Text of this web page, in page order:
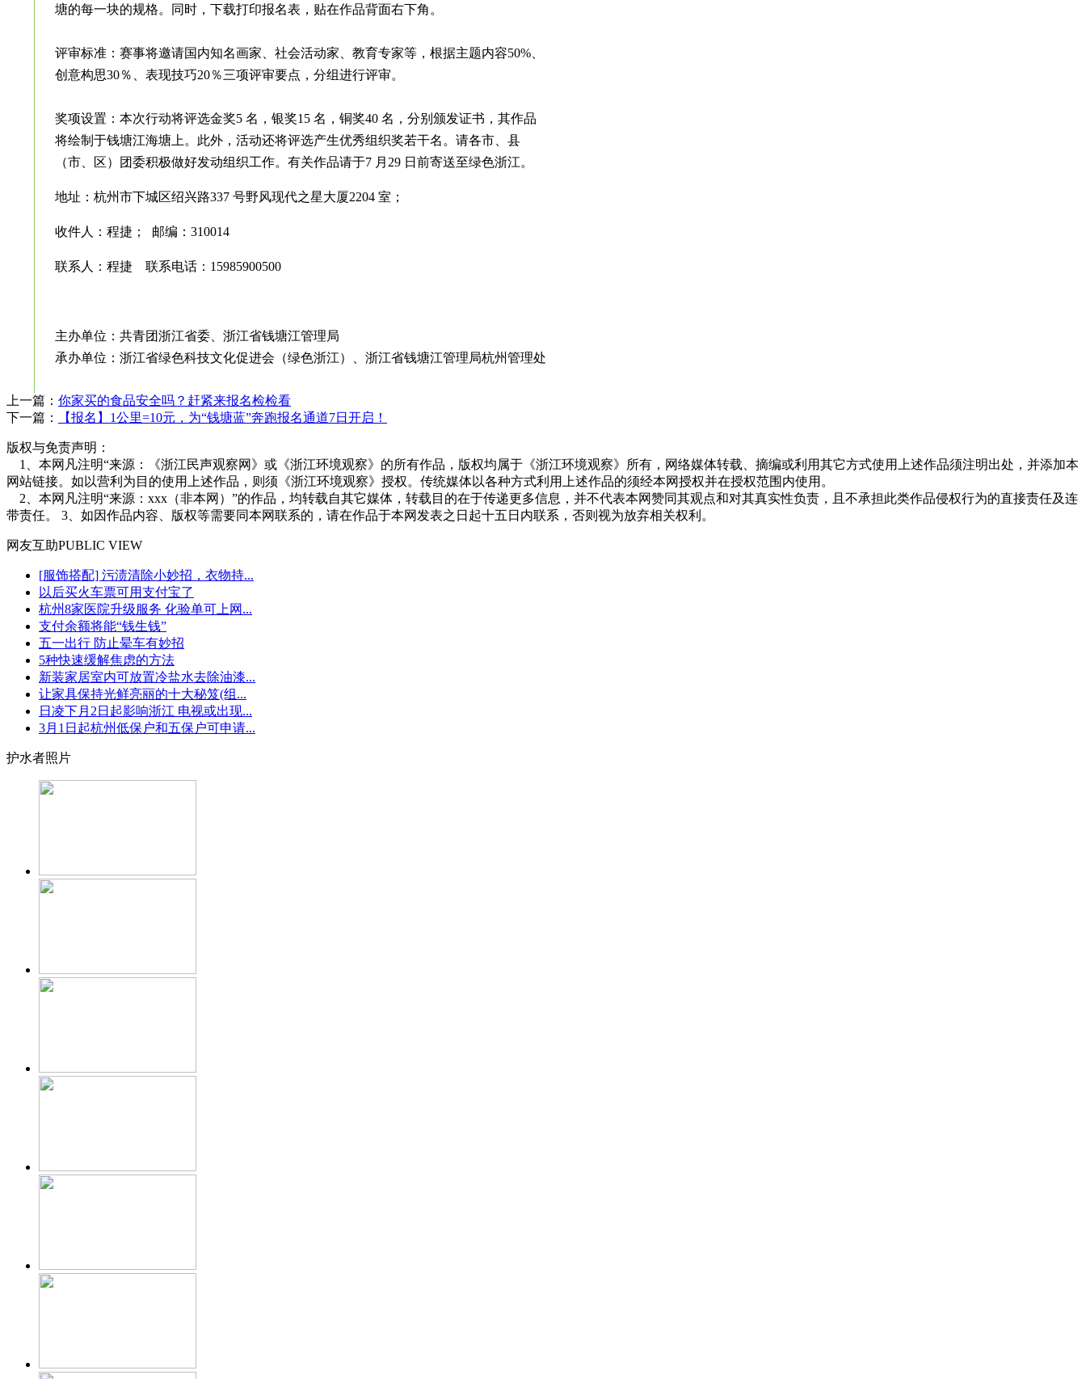
塘的每一块的规格。同时，下载打印报名表，贴在作品背面右下角。
评审标准：赛事将邀请国内知名画家、社会活动家、教育专家等，根据主题内容50%、
创意构思30％、表现技巧20％三项评审要点，分组进行评审。
奖项设置：本次行动将评选金奖5 名，银奖15 名，铜奖40 名，分别颁发证书，其作品
将绘制于钱塘江海塘上。此外，活动还将评选产生优秀组织奖若干名。请各市、县
（市、区）团委积极做好发动组织工作。有关作品请于7 月29 日前寄送至绿色浙江。
地址：杭州市下城区绍兴路337 号野风现代之星大厦2204 室；
收件人：程捷； 邮编：310014
联系人：程捷 联系电话：15985900500
主办单位：共青团浙江省委、浙江省钱塘江管理局
承办单位：浙江省绿色科技文化促进会（绿色浙江）、浙江省钱塘江管理局杭州管理处
上一篇： 你家买的食品安全吗？赶紧来报名检检看
下一篇：
【报名】1公里=10元，为“钱塘蓝”奔跑报名通道7日开启！
版权与免责声明：
1、本网凡注明“来源：《浙江民声观察网》或《浙江环境观察》的所有作品，版权均属于《浙江环境观察》所有，网络媒体转载、摘编或利用其它方式使用上述作品须注明出处，并添加本
网站链接。如以营利为目的使用上述作品，则须《浙江环境观察》授权。传统媒体以各种方式利用上述作品的须经本网授权并在授权范围内使用。
2、本网凡注明“来源：xxx（非本网）”的作品，均转载自其它媒体，转载目的在于传递更多信息，并不代表本网赞同其观点和对其真实性负责，且不承担此类作品侵权行为的直接责任及连
带责任。 3、如因作品内容、版权等需要同本网联系的，请在作品于本网发表之日起十五日内联系，否则视为放弃相关权利。
网友互助PUBLIC VIEW
[服饰搭配] 污渍清除小妙招，衣物持...
以后买火车票可用支付宝了
杭州8家医院升级服务 化验单可上网...
支付余额将能“钱生钱”
五一出行 防止晕车有妙招
5种快速缓解焦虑的方法
新装家居室内可放置冷盐水去除油漆...
让家具保持光鲜亮丽的十大秘笈(组...
日凌下月2日起影响浙江 电视或出现...
3月1日起杭州低保户和五保户可申请...
护水者照片